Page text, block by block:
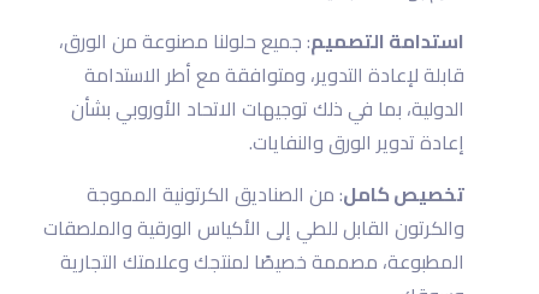
استدامة التصميم: جميع حلولنا مصنوعة من الورق،
قابلة لإعادة التدوير، ومتوافقة مع أطر الاستدامة
الدولية، بما في ذلك توجيهات الاتحاد الأوروبي بشأن
إعادة تدوير الورق والنفايات.
تخصيص كامل: من الصناديق الكرتونية المموجة
والكرتون القابل للطي إلى الأكياس الورقية والملصقات
المطبوعة، مصممة خصيصًا لمنتجك وعلامتك التجارية